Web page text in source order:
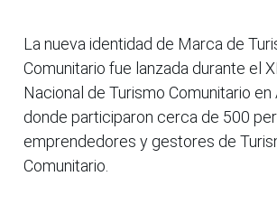
La nueva identidad de Marca de
Comunitario fue lanzada durante el
Nacional de Turismo Comunitario en
donde participaron cerca de 500
emprendedores y gestores de
Comunitario.